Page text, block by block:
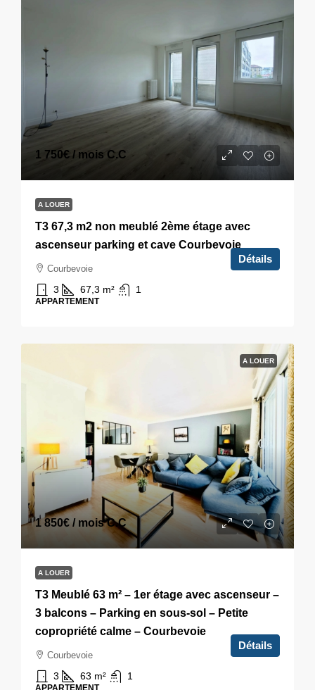
1 750€ / mois C.C
A LOUER
T3 67,3 m2 non meublé 2ème étage avec
ascenseur parking et cave Courbevoie
Courbevoie
3 67,3 m² 1
APPARTEMENT
Détails
A LOUER
1 850€ / mois C.C
A LOUER
T3 Meublé 63 m² – 1er étage avec ascenseur –
3 balcons – Parking en sous-sol – Petite
copropriété calme – Courbevoie
Courbevoie
3 63 m² 1
APPARTEMENT
Détails